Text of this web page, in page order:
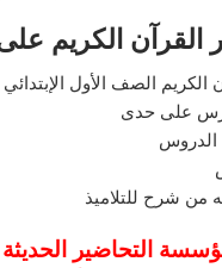
الكريم على
الكريم الصف الأول الإبتدائي
درس على حدى
الدروس
شرح للتلاميذ
التحاضير الحديثة